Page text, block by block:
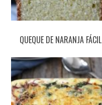
QUEQUE DE NARANJA FÁCIL